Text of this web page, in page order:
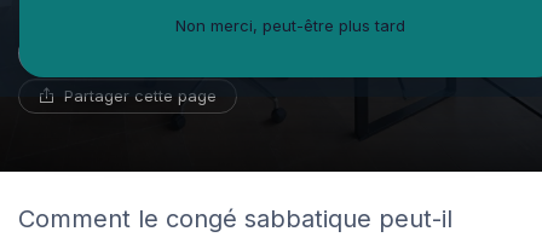
Partager cette page
Comment le congé sabbatique peut-il
Non merci, peut-être plus tard